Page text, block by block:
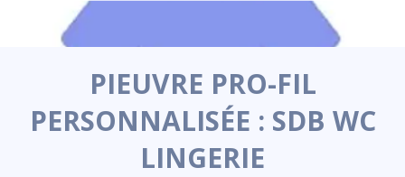
PIEUVRE PRO-FIL
PERSONNALISÉE : SDB WC
LINGERIE